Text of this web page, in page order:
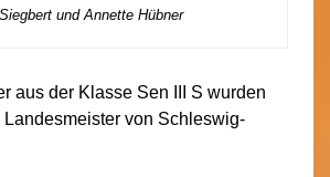
und Annette Hübner
aus der Klasse Sen III S wurden
von Schleswig-